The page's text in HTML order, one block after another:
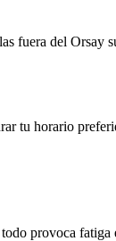
del Orsay
tu horario
provoca fatiga